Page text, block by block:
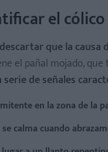
el
que la
el pañal mojado,
de señales
en la zona de la
calma cuando